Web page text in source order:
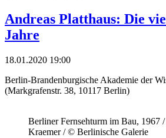
Andreas Platthaus: Die
Jahre
18.01.2020 19:00
Berlin-Brandenburgische Akademie der
(Markgrafenstr. 38, 10117 Berlin)
Berliner Fernsehturm im Bau, 1967
Kraemer / © Berlinische Galerie